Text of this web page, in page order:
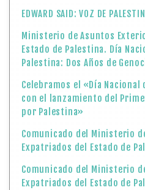
EDWARD SAID: VOZ DE
Ministerio de Asuntos
Estado de Palestina. Día
Palestina: Dos Años de
Celebramos el «Día
con el lanzamiento del
por Palestina»
Comunicado del Ministerio
Expatriados del Estado de
Comunicado del Ministerio
Expatriados del Estado de